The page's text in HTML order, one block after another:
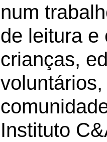
num
de leitura e
crianças,
Instituto